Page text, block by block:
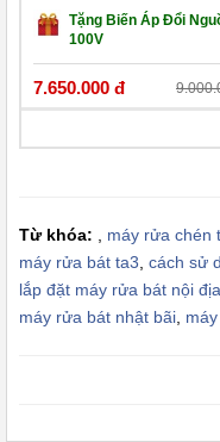
Nhập Khẩu
Tặng Biến Áp Đổi
100V
7.650.000 đ
Từ khóa: , máy rửa chén
máy rửa bát ta3, cách sử
lắp đặt máy rửa bát nội
máy rửa bát nhật bãi,